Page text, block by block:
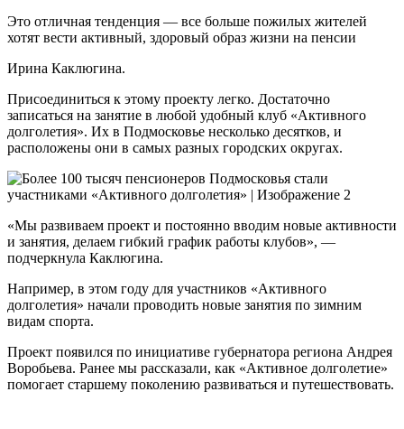
Это отличная тенденция — все больше пожилых жителей
хотят вести активный, здоровый образ жизни на пенсии
Ирина Каклюгина.
Присоединиться к этому проекту легко. Достаточно
записаться на занятие в любой удобный клуб «Активного
долголетия». Их в Подмосковье несколько десятков, и
расположены они в самых разных городских округах.
«Мы развиваем проект и постоянно вводим новые активности
и занятия, делаем гибкий график работы клубов», —
подчеркнула Каклюгина.
Например, в этом году для участников «Активного
долголетия» начали проводить новые занятия по зимним
видам спорта.
Проект появился по инициативе губернатора региона Андрея
Воробьева. Ранее мы рассказали, как «Активное долголетие»
помогает старшему поколению развиваться и путешествовать.